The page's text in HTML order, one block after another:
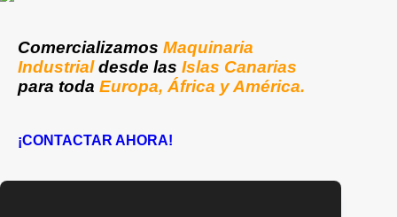
Comercializamos Maquinaria
Industrialdesde las Islas Canarias
para toda Europa, África y América.
¡CONTACTAR AHORA!